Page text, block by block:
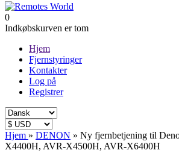
0
Indkøbskurven er tom
Hjem
Fjernstyringer
Kontakter
Log på
Registrer
Hjem » DENON » Ny fjernbetjening til
X4400H, AVR-X4500H, AVR-X6400H